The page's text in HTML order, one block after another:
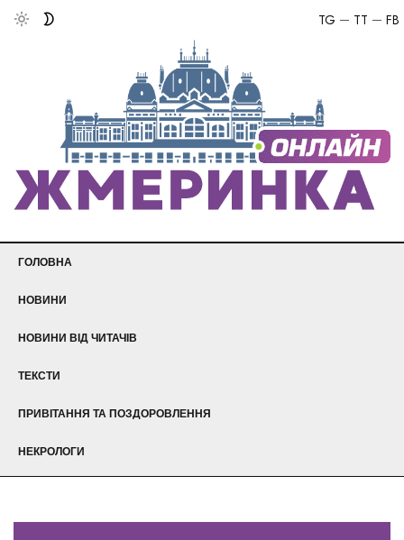
FB
TT
TG
ГОЛОВНА
НОВИНИ
НОВИНИ ВІД ЧИТАЧІВ
ТЕКСТИ
ПРИВІТАННЯ ТА ПОЗДОРОВЛЕННЯ
НЕКРОЛОГИ